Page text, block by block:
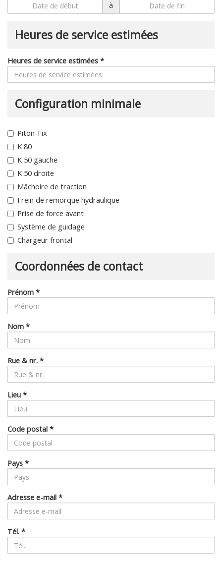
à
Heures de service estimées
Heures de service estimées *
Configuration minimale
Piton-Fix
K 80
K 50 gauche
K 50 droite
Mâchoire de traction
Frein de remorque hydraulique
Prise de force avant
Système de guidage
Chargeur frontal
Coordonnées de contact
Prénom *
Nom *
Rue & nr. *
Lieu *
Code postal *
Pays *
Adresse e-mail *
Tél. *